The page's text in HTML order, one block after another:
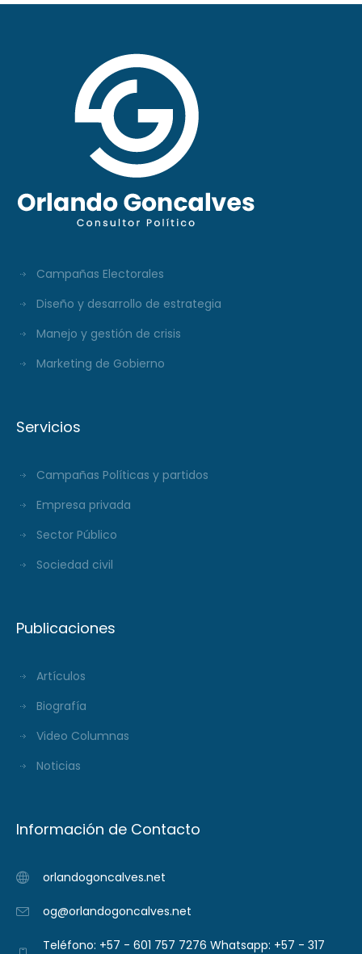
Campañas Electorales
Diseño y desarrollo de estrategia
Manejo y gestión de crisis
Marketing de Gobierno
Servicios
Campañas Políticas y partidos
Empresa privada
Sector Público
Sociedad civil
Publicaciones
Artículos
Biografía
Video Columnas
Noticias
Información de Contacto
orlandogoncalves.net
og@orlandogoncalves.net
Teléfono: +57 - 601 757 7276 Whatsapp: +57 - 317